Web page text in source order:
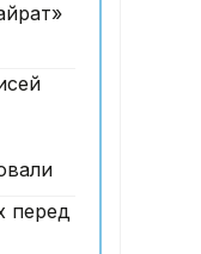
перед